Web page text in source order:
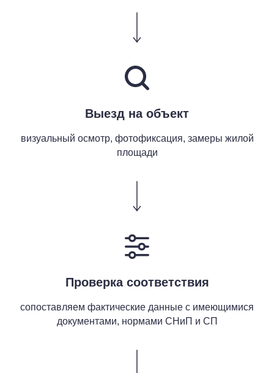
Выезд на объект
визуальный осмотр, фотофиксация, замеры жилой
площади
Проверка соответствия
сопоставляем фактические данные с имеющимися
документами, нормами СНиП и СП